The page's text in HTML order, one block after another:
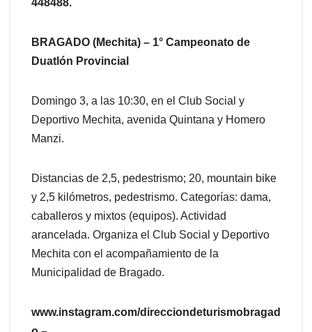
BRAGADO (Mechita) – 1° Campeonato de
Duatlón Provincial
Domingo 3, a las 10:30, en el Club Social y
Deportivo Mechita, avenida Quintana y Homero
Manzi.
Distancias de 2,5, pedestrismo; 20, mountain bike
y 2,5 kilómetros, pedestrismo. Categorías: dama,
caballeros y mixtos (equipos). Actividad
arancelada. Organiza el Club Social y Deportivo
Mechita con el acompañamiento de la
Municipalidad de Bragado.
www.instagram.com/direcciondeturismobragad